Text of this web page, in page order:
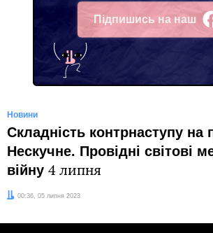
Підпишись на наш
Facebook
Новини
Складність контрнаступу на
Нескучне. Провідні світові
війну 4 липня
Дата:00:36, 05 липня 2023